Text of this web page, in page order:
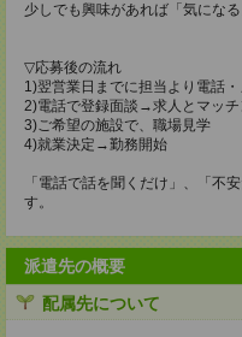
少しでも興味があれば「気になる
▽応募後の流れ
1)翌営業日までに担当より電話
2)電話で登録面談→求人とマッチ
3)ご希望の施設で、職場見学
4)就業決定→勤務開始
「電話で話を聞くだけ」、「不
す。
派遣先の概要
配属先について